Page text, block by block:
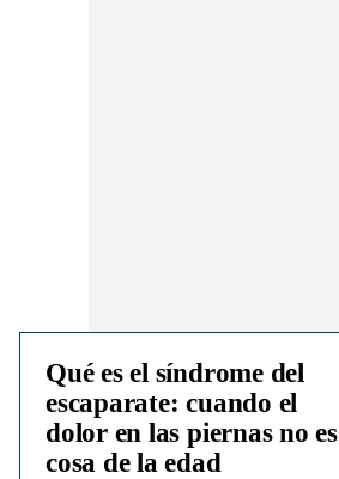
Qué es el síndrome del
escaparate: cuando el
dolor en las piernas no es
cosa de la edad